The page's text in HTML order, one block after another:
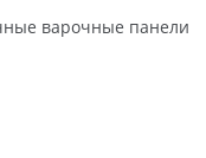
варочные панели